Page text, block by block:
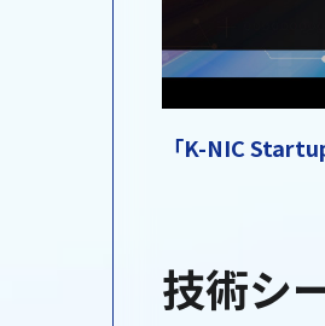
「K-NIC
技術シ